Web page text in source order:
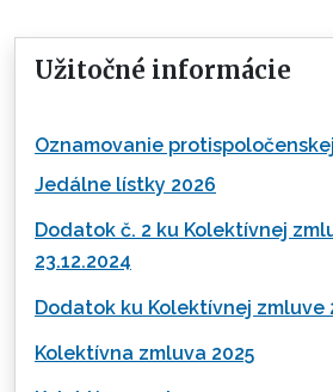
Užitočné informácie
Oznamovanie
Jedálne lístky 2026
Dodatok č. 2 ku Kolektívnej
23.12.2024
Dodatok ku Kolektívnej zmluve
Kolektívna zmluva 2025